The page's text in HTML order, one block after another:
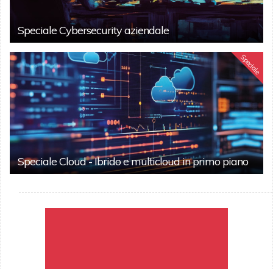
Speciale Cybersecurity aziendale
Speciale
Speciale Cloud - Ibrido e multicloud in primo piano